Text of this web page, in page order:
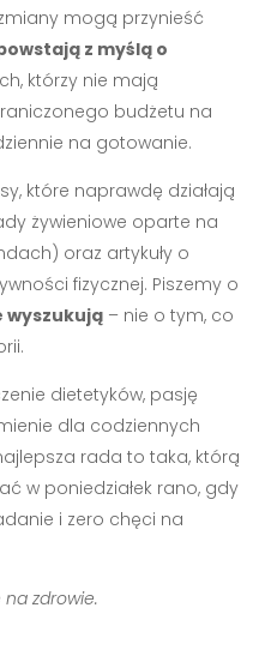
mogą przynieść
z myślą o
którzy nie mają
budżetu na
na gotowanie.
które naprawdę działają
żywieniowe oparte na
oraz artykuły o
fizycznej. Piszemy o
wyszukują – nie o tym, co
dietetyków, pasję
dla codziennych
rada to taka, którą
w poniedziałek rano, gdy
i zero chęci na
zdrowie.